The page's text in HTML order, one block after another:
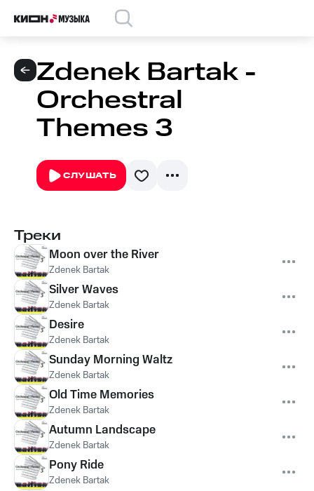
Zdenek Bartak -
Orchestral
Themes 3
СЛУШАТЬ
Треки
Moon over the River
Zdenek Bartak
Silver Waves
Zdenek Bartak
Desire
Zdenek Bartak
Sunday Morning Waltz
Zdenek Bartak
Old Time Memories
Zdenek Bartak
Autumn Landscape
Zdenek Bartak
Pony Ride
Zdenek Bartak